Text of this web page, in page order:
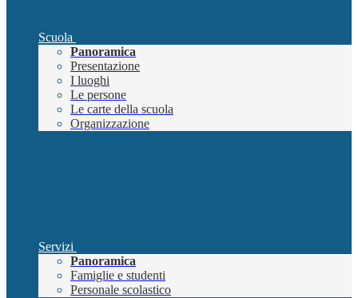
Scuola
Panoramica
Presentazione
I luoghi
Le persone
Le carte della scuola
Organizzazione
Servizi
Panoramica
Famiglie e studenti
Personale scolastico